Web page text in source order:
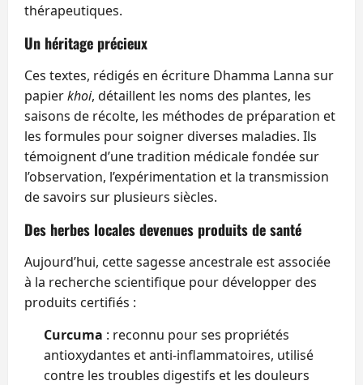
thérapeutiques.
Un héritage précieux
Ces textes, rédigés en écriture Dhamma Lanna sur
papierkhoi, détaillent les noms des plantes, les
saisons de récolte, les méthodes de préparation et
les formules pour soigner diverses maladies. Ils
témoignent d’une tradition médicale fondée sur
l’observation, l’expérimentation et la transmission
de savoirs sur plusieurs siècles.
Des herbes locales devenues produits de santé
Aujourd’hui, cette sagesse ancestrale est associée
à la recherche scientifique pour développer des
produits certifiés :
Curcuma : reconnu pour ses propriétés
antioxydantes et anti‑inflammatoires, utilisé
contre les troubles digestifs et les douleurs